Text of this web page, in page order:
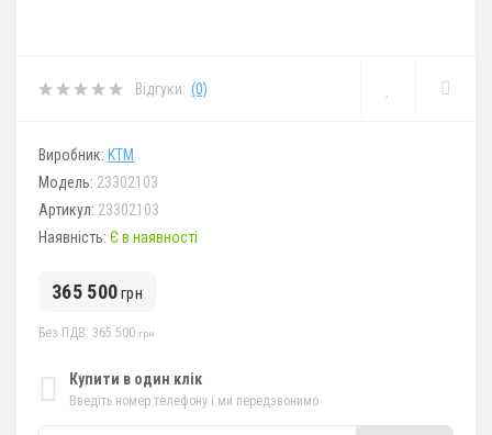
Відгуки: (0)
Виробник: KTM
Модель: 23302103
Артикул: 23302103
Наявність: Є в наявності
365 500грн
Без ПДВ: 365 500 грн
Купити в один клік
Введіть номер телефону і ми передзвонимо